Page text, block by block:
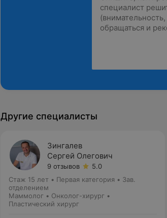
Другие специалисты
Зингалев
Сергей Олегович
9 отзывов
5.0
Стаж 15 лет • Первая категория • Зав.
отделением
Маммолог • Онколог-хирург •
Пластический хирург